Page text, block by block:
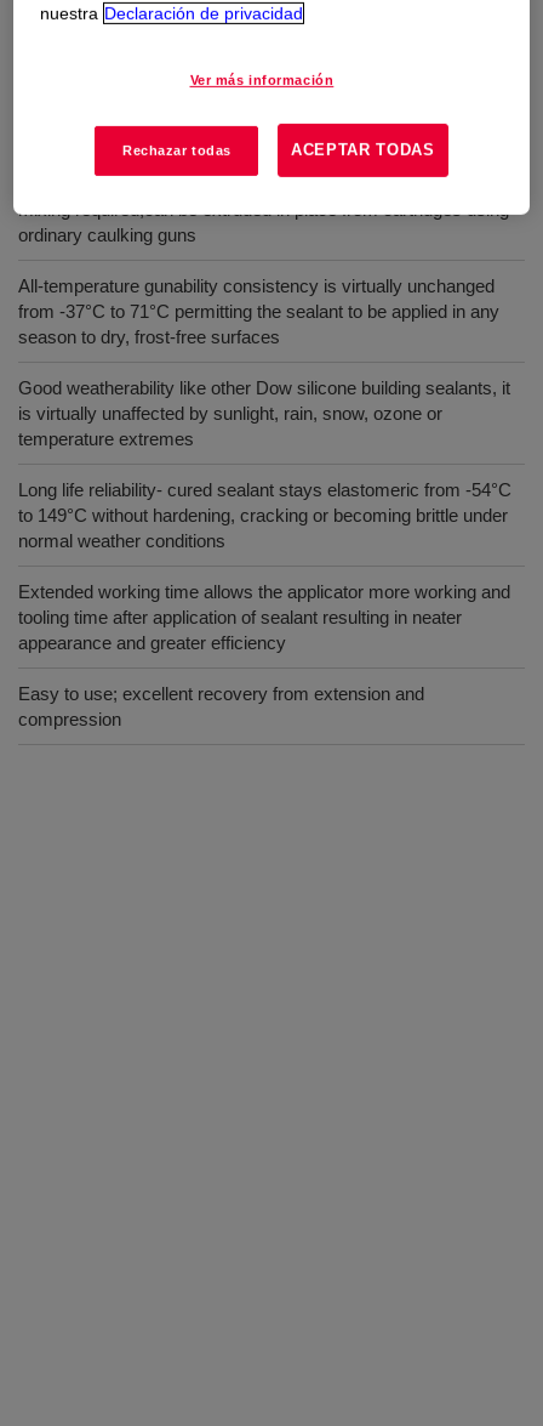
Grade NS, Class 25, Use NT, G, A
Beneficios
Ease of application- ready to use as supplied; no catalyzing or
mixing required;can be extruded in place from cartridges using
ordinary caulking guns
All-temperature gunability consistency is virtually unchanged
from -37°C to 71°C permitting the sealant to be applied in any
season to dry, frost-free surfaces
Good weatherability like other Dow silicone building sealants, it
is virtually unaffected by sunlight, rain, snow, ozone or
temperature extremes
Long life reliability- cured sealant stays elastomeric from -54°C
to 149°C without hardening, cracking or becoming brittle under
normal weather conditions
Extended working time allows the applicator more working and
tooling time after application of sealant resulting in neater
appearance and greater efficiency
Easy to use; excellent recovery from extension and
compression
nuestra Declaración de privacidad
Ver más información
Rechazar todas ACEPTAR TODAS